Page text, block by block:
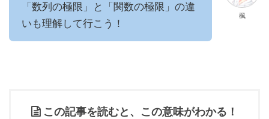
「数列の極限」と「関数の極限」の違
いも理解して行こう！
楓
この記事を読むと、この意味がわかる！